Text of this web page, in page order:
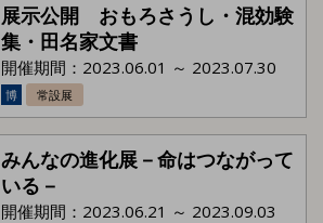
展示公開 おもろさうし・混効験
集・田名家文書
開催期間：2023.06.01 ～ 2023.07.30
博 常設展
みんなの進化展－命はつながって
いる－
開催期間：2023.06.21 ～ 2023.09.03